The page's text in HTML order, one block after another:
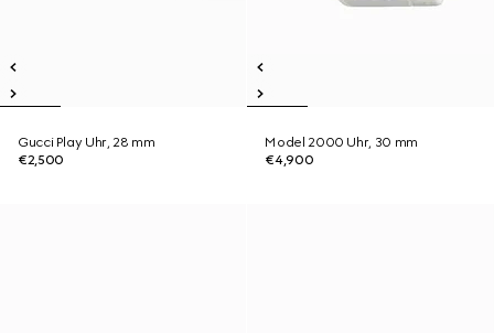
Gucci Play Uhr, 28 mm
€2,500
Model 2000 Uhr, 30 mm
€4,900